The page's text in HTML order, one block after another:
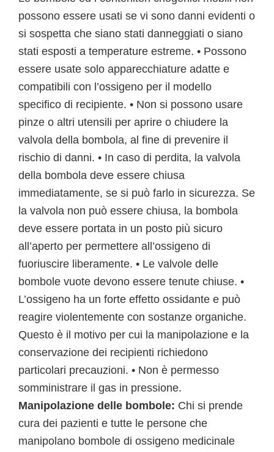
possono essere usati se vi sono danni evidenti o
si sospetta che siano stati danneggiati o siano
stati esposti a temperature estreme. • Possono
essere usate solo apparecchiature adatte e
compatibili con l’ossigeno per il modello
specifico di recipiente. • Non si possono usare
pinze o altri utensili per aprire o chiudere la
valvola della bombola, al fine di prevenire il
rischio di danni. • In caso di perdita, la valvola
della bombola deve essere chiusa
immediatamente, se si può farlo in sicurezza. Se
la valvola non può essere chiusa, la bombola
deve essere portata in un posto più sicuro
all’aperto per permettere all’ossigeno di
fuoriuscire liberamente. • Le valvole delle
bombole vuote devono essere tenute chiuse. •
L’ossigeno ha un forte effetto ossidante e può
reagire violentemente con sostanze organiche.
Questo è il motivo per cui la manipolazione e la
conservazione dei recipienti richiedono
particolari precauzioni. • Non è permesso
somministrare il gas in pressione.
Manipolazione delle bombole: Chi si prende
cura dei pazienti e tutte le persone che
manipolano bombole di ossigeno medicinale